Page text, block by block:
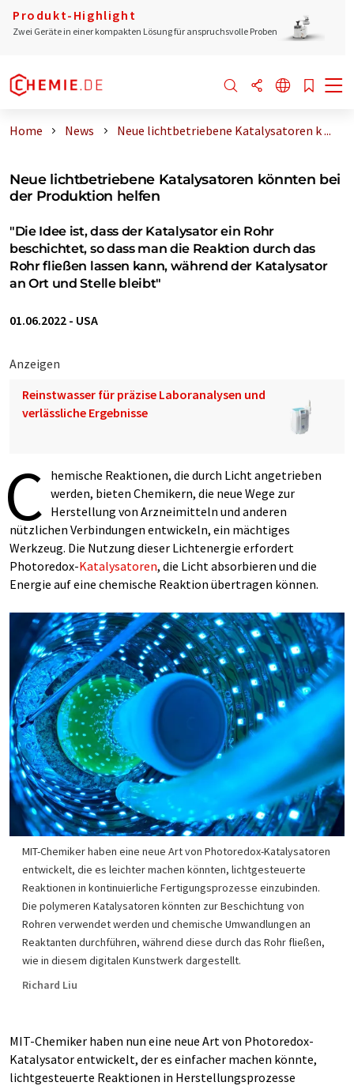
Produkt-Highlight
Zwei Geräte in einer kompakten Lösung für anspruchsvolle Proben
Home News Neue lichtbetriebene Katalysatoren k ...
Neue lichtbetriebene Katalysatoren könnten bei
der Produktion helfen
"Die Idee ist, dass der Katalysator ein Rohr
beschichtet, so dass man die Reaktion durch das
Rohr fließen lassen kann, während der Katalysator
an Ort und Stelle bleibt"
01.06.2022 - USA
Anzeigen
Reinstwasser für präzise Laboranalysen und
verlässliche Ergebnisse
C hemische Reaktionen, die durch Licht angetrieben
werden, bieten Chemikern, die neue Wege zur
Herstellung von Arzneimitteln und anderen
nützlichen Verbindungen entwickeln, ein mächtiges
Werkzeug. Die Nutzung dieser Lichtenergie erfordert
Photoredox-Katalysatoren, die Licht absorbieren und die
Energie auf eine chemische Reaktion übertragen können.
MIT-Chemiker haben eine neue Art von Photoredox-Katalysatoren
entwickelt, die es leichter machen könnten, lichtgesteuerte
Reaktionen in kontinuierliche Fertigungsprozesse einzubinden.
Die polymeren Katalysatoren könnten zur Beschichtung von
Rohren verwendet werden und chemische Umwandlungen an
Reaktanten durchführen, während diese durch das Rohr fließen,
wie in diesem digitalen Kunstwerk dargestellt.
Richard Liu
MIT-Chemiker haben nun eine neue Art von Photoredox-
Katalysator entwickelt, der es einfacher machen könnte,
lichtgesteuerte Reaktionen in Herstellungsprozesse